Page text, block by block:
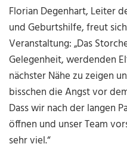
Florian Degenhart, Leiter
und Geburtshilfe, freut
Veranstaltung: „Das
Gelegenheit, werdenden
nächster Nähe zu zeigen
bisschen die Angst vor
Dass wir nach der langen
öffnen und unser Team
sehr viel.“